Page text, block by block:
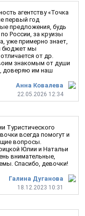
Анна Ковалева
22.05.2026 12:34
агентству «Точка
первый год
предложения, будь
России, за круизы
уже примерно знает,
бюджет мы
от др.
знакомым от души
доверяю им наш
Галина Дуганова
18.12.2023 10:31
Туристического
всегда помогут и
вопросы.
Юлии и Натальи
внимательные,
Спасибо, девочки!